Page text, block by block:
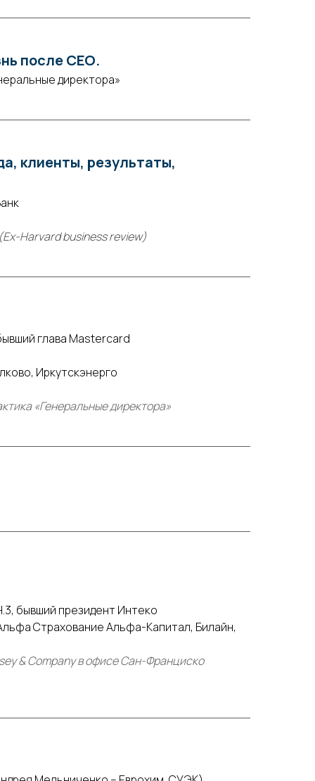
после СЕО.
директора»
клиенты, результаты,
Harvard business review)
глава Mastercard
Иркутскэнерго
«Генеральные директора»
бывший президент Интеко
Страхование Альфа-Капитал, Билайн,
& Company в офисе Сан-Франциско